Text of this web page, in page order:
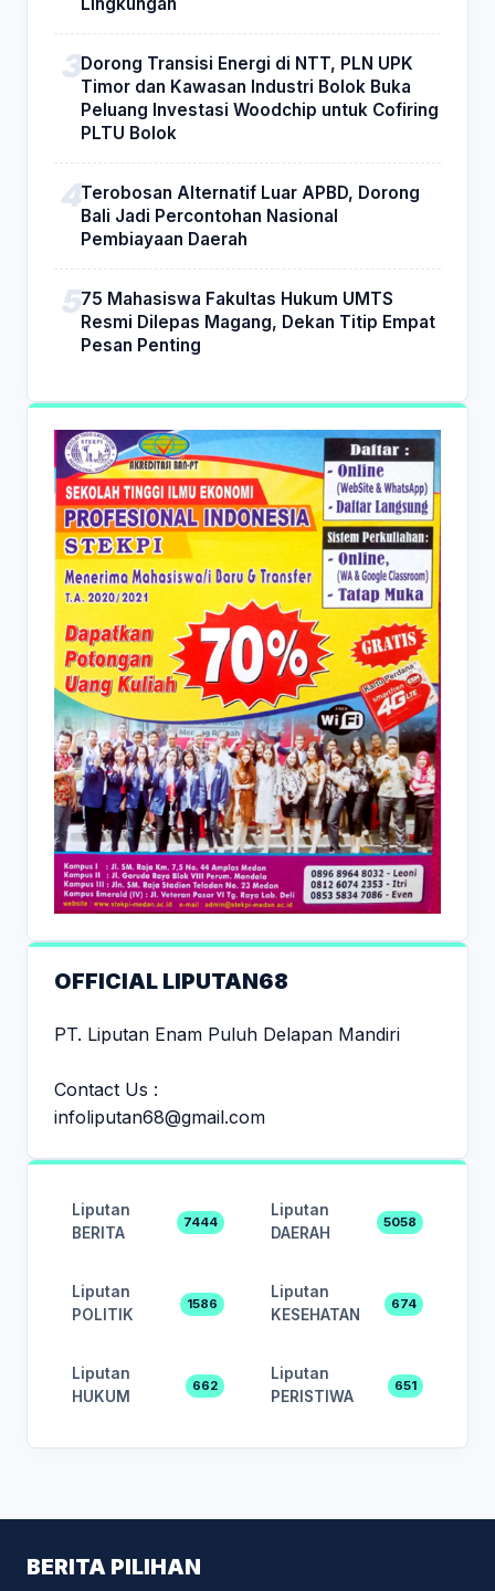
Dorong Transisi Energi di NTT, PLN UPK
Timor dan Kawasan Industri Bolok Buka
Peluang Investasi Woodchip untuk Cofiring
PLTU Bolok
Terobosan Alternatif Luar APBD, Dorong
Bali Jadi Percontohan Nasional
Pembiayaan Daerah
75 Mahasiswa Fakultas Hukum UMTS
Resmi Dilepas Magang, Dekan Titip Empat
Pesan Penting
OFFICIAL LIPUTAN68
PT. Liputan Enam Puluh Delapan Mandiri
Contact Us :
infoliputan68@gmail.com
Liputan
BERITA
7444
Liputan
DAERAH
5058
Liputan
POLITIK
1586
Liputan
KESEHATAN
674
Liputan
HUKUM
662
Liputan
PERISTIWA
651
BERITA PILIHAN